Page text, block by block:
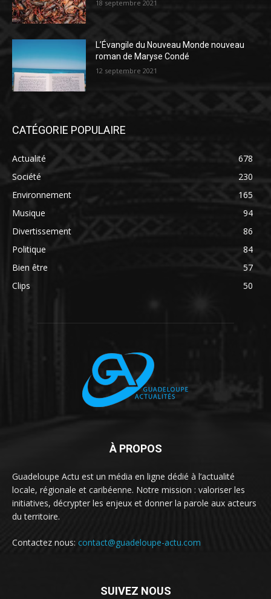
18 septembre 2021
L’Évangile du Nouveau Monde nouveau
roman de Maryse Condé
12 septembre 2021
CATÉGORIE POPULAIRE
Actualité
678
Société
230
Environnement
165
Musique
94
Divertissement
86
Politique
84
Bien être
57
Clips
50
À PROPOS
Guadeloupe Actu est un média en ligne dédié à l’actualité
locale, régionale et caribéenne. Notre mission : valoriser les
initiatives, décrypter les enjeux et donner la parole aux acteurs
du territoire.
Contactez nous: contact@guadeloupe-actu.com
SUIVEZ NOUS